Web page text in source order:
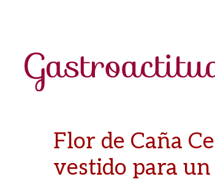
Flor de Caña
vestido para